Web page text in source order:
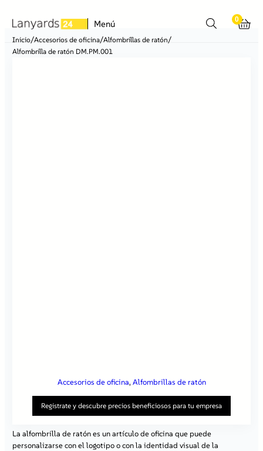
Menú 0
Inicio/Accesorios de oficina/Alfombrillas de ratón/
Alfombrilla de ratón DM.PM.001
Accesorios de oficina, Alfombrillas de ratón
Registrate y descubre precios beneficiosos para tu empresa
Al registrarte en nuestro sitio, obtienes:
La alfombrilla de ratón es un artículo de oficina que puede
personalizarse con el logotipo o con la identidad visual de la